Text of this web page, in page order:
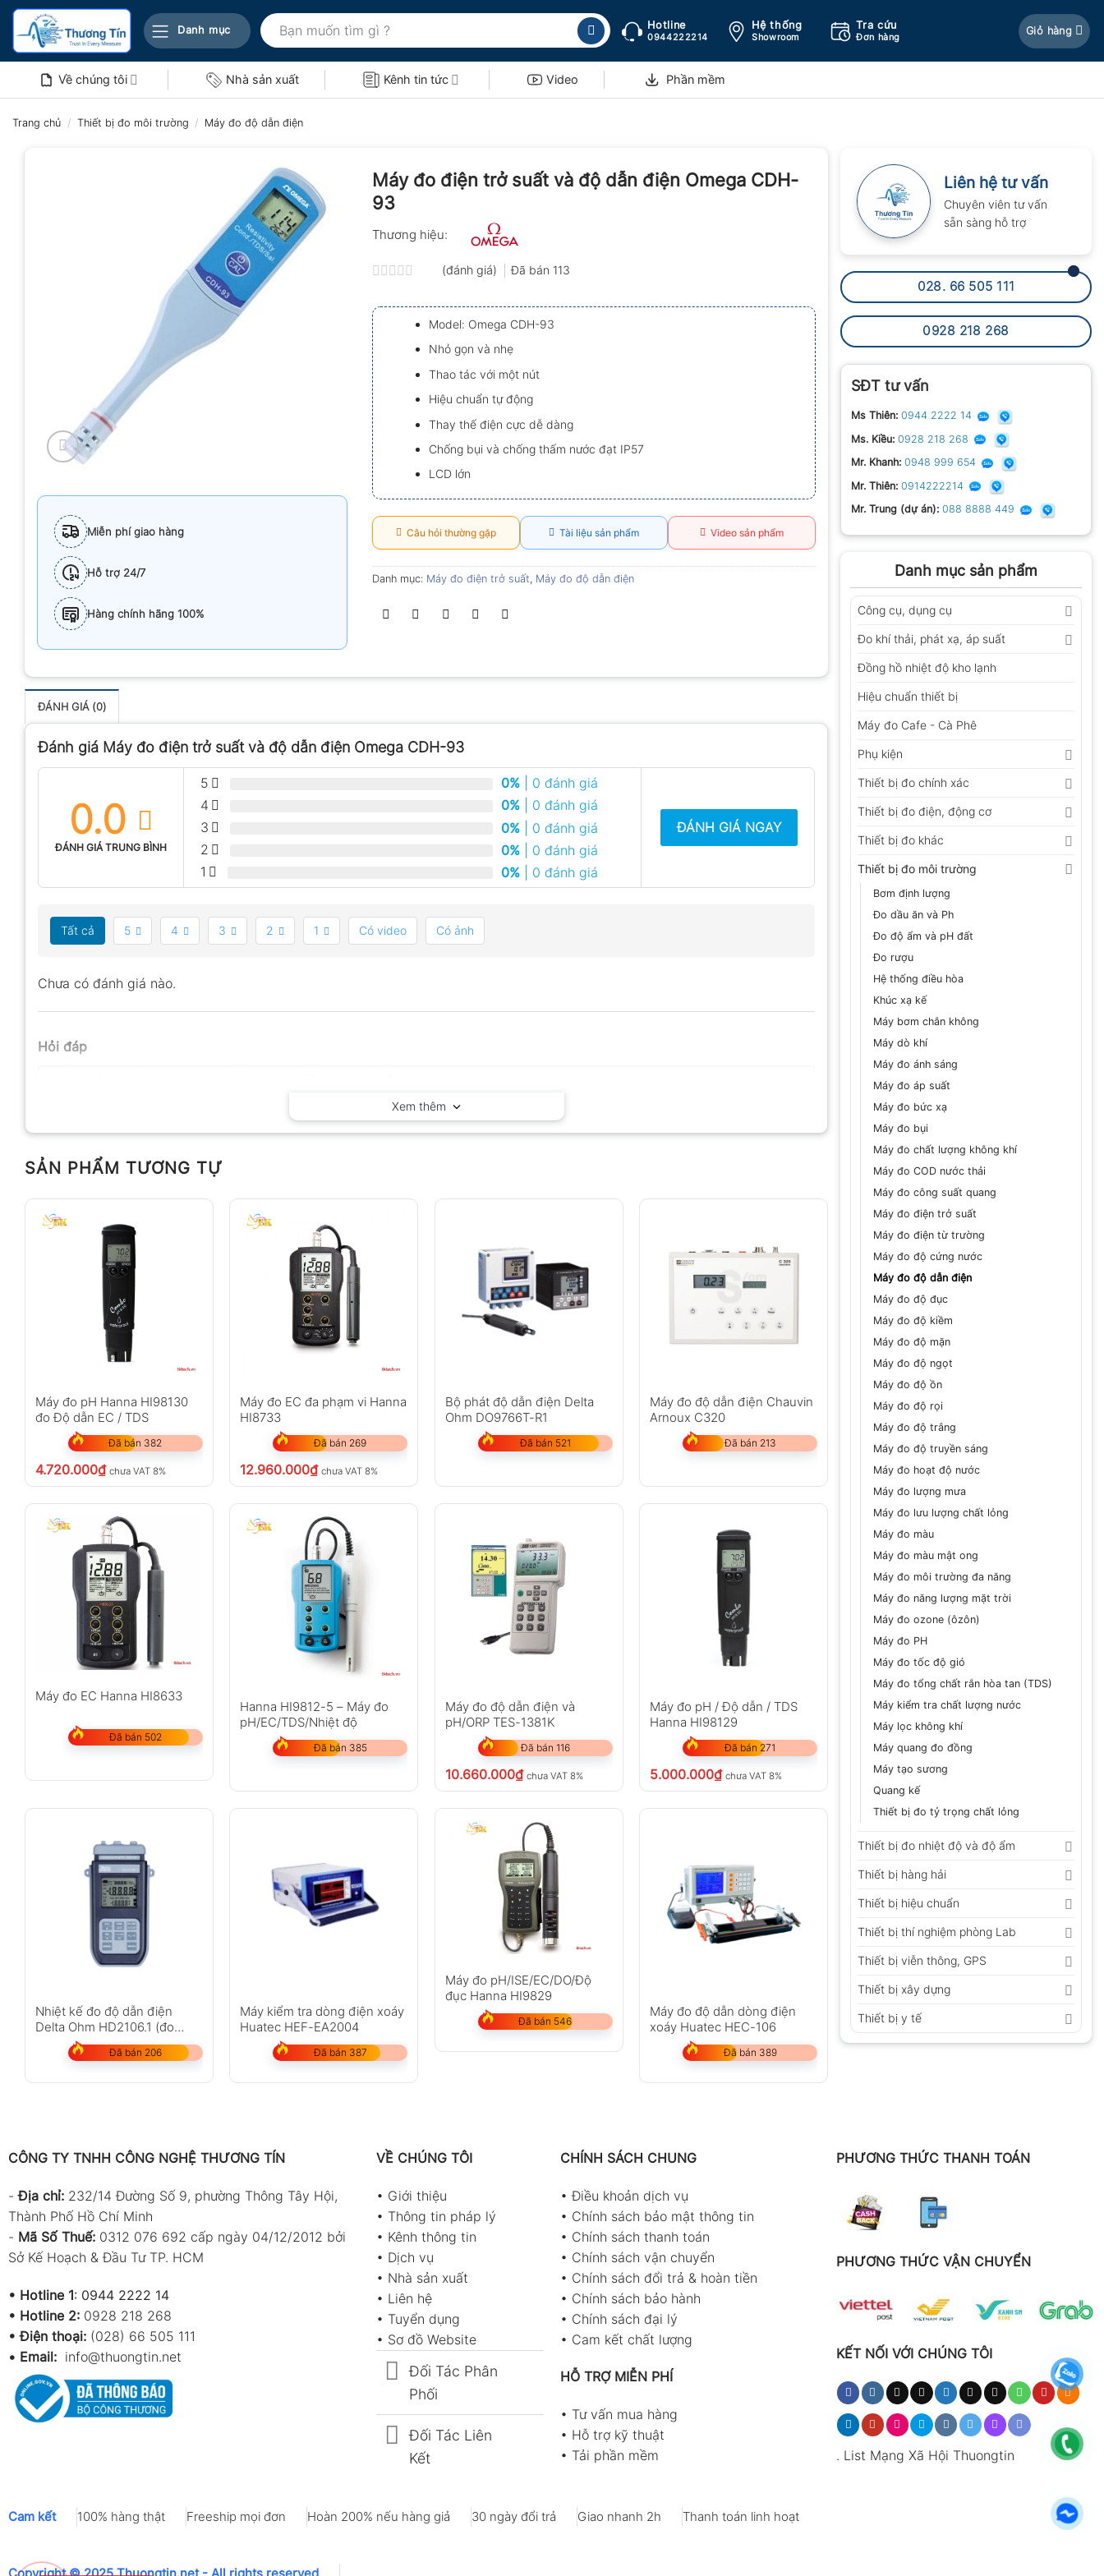
Bỏ
nội
Danh mục
Tìm
kiếm:
Hotline
0944222214
Hệ thống
Showroom
Tra cứu
Đơn hàng
Giỏ hàng
Về chúng tôi Nhà sản xuất Kênh tin tức Video Phần mềm
Trang chủ / Thiết bị đo môi trường / Máy đo độ dẫn điện
Liên hệ tư vấn
Chuyên viên tư vấn
sẵn sàng hỗ trợ
028. 66 505 111
0928 218 268
SĐT tư vấn
Ms Thiên: 0944 2222 14
Ms. Kiều: 0928 218 268
Mr. Khanh: 0948 999 654
Mr. Thiên: 0914222214
Mr. Trung (dự án): 088 8888 449
Danh mục sản phẩm
Công cụ, dụng cụ
Đo khí thải, phát xạ, áp suất
Đồng hồ nhiệt độ kho lạnh
Hiệu chuẩn thiết bị
Máy đo Cafe - Cà Phê
Phụ kiện
Thiết bị đo chính xác
Thiết bị đo điện, động cơ
Thiết bị đo khác
Thiết bị đo môi trường
Bơm định lượng
Đo dầu ăn và Ph
Đo độ ẩm và pH đất
Đo rượu
Hệ thống điều hòa
Khúc xạ kế
Máy bơm chân không
Máy dò khí
Máy đo ánh sáng
Máy đo áp suất
Máy đo bức xạ
Máy đo bụi
Máy đo chất lượng không khí
Máy đo COD nước thải
Máy đo công suất quang
Máy đo điện trở suất
Máy đo điện từ trường
Máy đo độ cứng nước
Máy đo độ dẫn điện
Máy đo độ đục
Máy đo độ kiềm
Máy đo độ mặn
Máy đo độ ngọt
Máy đo độ ồn
Máy đo độ rọi
Máy đo độ trắng
Máy đo độ truyền sáng
Máy đo hoạt độ nước
Máy đo lượng mưa
Máy đo lưu lượng chất lỏng
Máy đo màu
Máy đo màu mật ong
Máy đo môi trường đa năng
Máy đo năng lượng mặt trời
Máy đo ozone (ôzôn)
Máy đo PH
Máy đo tốc độ gió
Máy đo tổng chất rắn hòa tan (TDS)
Máy kiểm tra chất lượng nước
Máy lọc không khí
Máy quang đo đồng
Máy tạo sương
Quang kế
Thiết bị đo tỷ trọng chất lỏng
Thiết bị đo nhiệt độ và độ ẩm
Thiết bị hàng hải
Thiết bị hiệu chuẩn
Thiết bị thí nghiệm phòng Lab
Thiết bị viễn thông, GPS
Thiết bị xây dựng
Thiết bị y tế
Miễn phí giao hàng
Hỗ trợ 24/7
Hàng chính hãng 100%
Máy đo điện trở suất và độ dẫn điện Omega CDH-
93
Thương hiệu:
xếp
hạng
0.0
5
sao
(đánh giá) Đã bán 113
Model: Omega CDH-93
Nhỏ gọn và nhẹ
Thao tác với một nút
Hiệu chuẩn tự động
Thay thế điện cực dễ dàng
Chống bụi và chống thấm nước đạt IP57
LCD lớn
Câu hỏi thường gặp Tài liệu sản phẩm Video sản phẩm
Danh mục: Máy đo điện trở suất, Máy đo độ dẫn điện
ĐÁNH GIÁ (0)
Đánh giá Máy đo điện trở suất và độ dẫn điện Omega CDH-93
0.0
ĐÁNH GIÁ TRUNG BÌNH
5 0% | 0 đánh giá
4
0% | 0 đánh giá
3
0% | 0 đánh giá
2
0% | 0 đánh giá
1
0% | 0 đánh giá
ĐÁNH GIÁ NGAY
Tất cả 5 4 3 2 1 Có video Có ảnh
Chưa có đánh giá nào.
Hỏi đáp
Không có bình luận nào
Xem thêm
SẢN PHẨM TƯƠNG TỰ
Máy đo pH Hanna HI98130
đo Độ dẫn EC / TDS
Đã bán 382
4.720.000₫ chưa VAT 8%
Máy đo EC đa phạm vi Hanna
HI8733
Đã bán 269
12.960.000₫ chưa VAT 8%
Bộ phát độ dẫn điện Delta
Ohm DO9766T-R1
Đã bán 521
Máy đo độ dẫn điện Chauvin
Arnoux C320
Đã bán 213
Máy đo EC Hanna HI8633
Đã bán 502
Hanna HI9812-5 – Máy đo
pH/EC/TDS/Nhiệt độ
Đã bán 385
Máy đo độ dẫn điện và
pH/ORP TES-1381K
Đã bán 116
10.660.000₫ chưa VAT 8%
Máy đo pH / Độ dẫn / TDS
Hanna HI98129
Đã bán 271
5.000.000₫ chưa VAT 8%
Nhiệt kế đo độ dẫn điện
Delta Ohm HD2106.1 (đo
điện trở suất, tổng chất rắn
hòa tan, độ mặn )Đã bán 206
Máy kiểm tra dòng điện xoáy
Huatec HEF-EA2004
Đã bán 387
Máy đo pH/ISE/EC/DO/Độ
đục Hanna HI9829
Đã bán 546
Máy đo độ dẫn dòng điện
xoáy Huatec HEC-106
Đã bán 389
CÔNG TY TNHH CÔNG NGHỆ THƯƠNG TÍN
-Địa chỉ: 232/14 Đường Số 9, phường Thông Tây Hội,
Thành Phố Hồ Chí Minh
- Mã Số Thuế: 0312 076 692 cấp ngày 04/12/2012 bởi
Sở Kế Hoạch & Đầu Tư TP. HCM
• Hotline 1: 0944 2222 14
• Hotline 2: 0928 218 268
• Điện thoại: (028) 66 505 111
• Email: info@thuongtin.net
VỀ CHÚNG TÔI
• Giới thiệu
• Thông tin pháp lý
• Kênh thông tin
• Dịch vụ
• Nhà sản xuất
• Liên hệ
• Tuyển dụng
• Sơ đồ Website
Đối Tác Phân
Phối
Đối Tác Liên
Kết
CHÍNH SÁCH CHUNG
•Điều khoản dịch vụ
• Chính sách bảo mật thông tin
• Chính sách thanh toán
• Chính sách vận chuyển
• Chính sách đổi trả & hoàn tiền
• Chính sách bảo hành
• Chính sách đại lý
• Cam kết chất lượng
HỖ TRỢ MIỄN PHÍ
• Tư vấn mua hàng
• Hỗ trợ kỹ thuật
• Tải phần mềm
PHƯƠNG THỨC THANH TOÁN
PHƯƠNG THỨC VẬN CHUYỂN
KẾT NỐI VỚI CHÚNG TÔI
. List Mạng Xã Hội Thuongtin
Cam kết 100% hàng thật Freeship mọi đơn Hoàn 200% nếu hàng giả 30 ngày đổi trả Giao nhanh 2h Thanh toán linh hoạt